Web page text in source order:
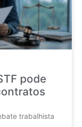
pode
trabalhista